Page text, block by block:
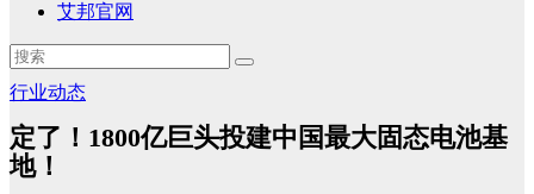
艾邦官网
行业动态
定了！1800亿巨头投建中国最大固态电池基
地！